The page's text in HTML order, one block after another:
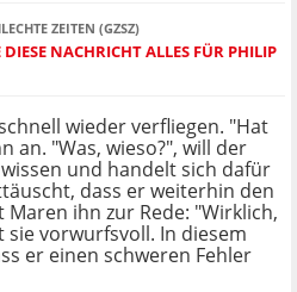
ZEITEN (GZSZ)
NACHRICHT ALLES FÜR PHILIP
wieder verfliegen. "Hat
an. "Was, wieso?", will der
und handelt sich dafür
dass er weiterhin den
ihn zur Rede: "Wirklich,
sie vorwurfsvoll. In diesem
er einen schweren Fehler